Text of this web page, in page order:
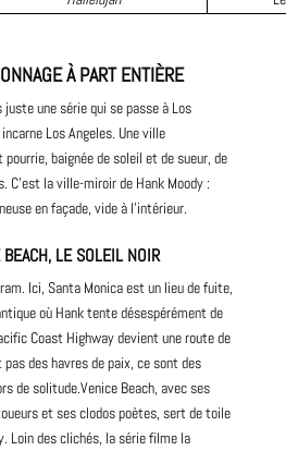
À PART ENTIÈRE
juste une série qui se passe à Los
Los Angeles. Une ville
baignée de soleil et de sueur, de
C’est la ville-miroir de Hank Moody :
en façade, vide à l’intérieur.
LE SOLEIL NOIR
Ici, Santa Monica est un lieu de fuite,
où Hank tente désespérément de
Coast Highway devient une route de
des havres de paix, ce sont des
de solitude.Venice Beach, avec ses
et ses clodos poètes, sert de toile
Loin des clichés, la série filme la